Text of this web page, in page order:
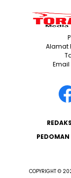
Alamat
PEDOMAN
COPYRIGHT ©